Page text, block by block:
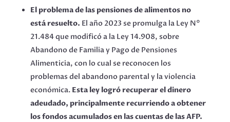
El problema de las pensiones de alimentos no
está resuelto. El año 2023 se promulga la Ley N°
21.484 que modificó a la Ley 14.908, sobre
Abandono de Familia y Pago de Pensiones
Alimenticia, con lo cual se reconocen los
problemas del abandono parental y la violencia
económica. Esta ley logró recuperar el dinero
adeudado, principalmente recurriendo a obtener
los fondos acumulados en las cuentas de las AFP.